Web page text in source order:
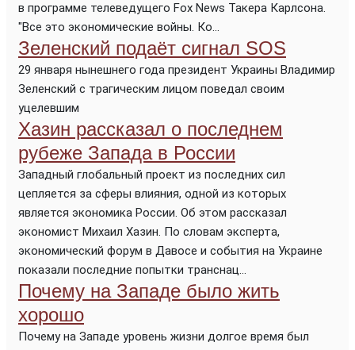
в программе телеведущего Fox News Такера Карлсона.
"Все это экономические войны. Ко...
Зеленский подаёт сигнал SOS
29 января нынешнего года президент Украины Владимир
Зеленский с трагическим лицом поведал своим
уцелевшим
Хазин рассказал о последнем
рубеже Запада в России
Западный глобальный проект из последних сил
цепляется за сферы влияния, одной из которых
является экономика России. Об этом рассказал
экономист Михаил Хазин. По словам эксперта,
экономический форум в Давосе и события на Украине
показали последние попытки транснац...
Почему на Западе было жить
хорошо
Почему на Западе уровень жизни долгое время был